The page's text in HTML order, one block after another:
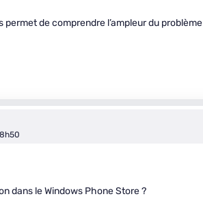
permet de comprendre l’ampleur du problème
dans le Windows Phone Store ?